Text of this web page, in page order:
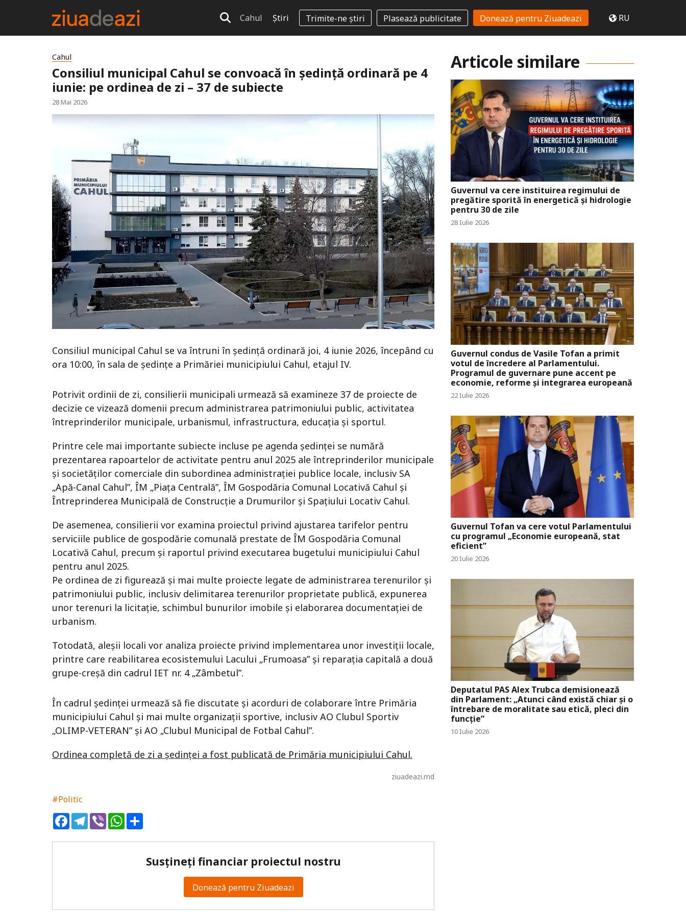
Cahul Știri Trimite-ne știri Plasează publicitate Donează pentru Ziuadeazi RU
Cahul
Consiliul municipal Cahul se convoacă în ședință ordinară pe 4
iunie: pe ordinea de zi – 37 de subiecte
28 Mai 2026
Consiliul municipal Cahul se va întruni în ședință ordinară joi, 4 iunie 2026, începând cu
ora 10:00, în sala de ședințe a Primăriei municipiului Cahul, etajul IV.
Potrivit ordinii de zi, consilierii municipali urmează să examineze 37 de proiecte de
decizie ce vizează domenii precum administrarea patrimoniului public, activitatea
întreprinderilor municipale, urbanismul, infrastructura, educația și sportul.
Printre cele mai importante subiecte incluse pe agenda ședinței se numără
prezentarea rapoartelor de activitate pentru anul 2025 ale întreprinderilor municipale
și societăților comerciale din subordinea administrației publice locale, inclusiv SA
„Apă-Canal Cahul”, ÎM „Piața Centrală”, ÎM Gospodăria Comunal Locativă Cahul și
Întreprinderea Municipală de Construcție a Drumurilor și Spațiului Locativ Cahul.
De asemenea, consilierii vor examina proiectul privind ajustarea tarifelor pentru
serviciile publice de gospodărie comunală prestate de ÎM Gospodăria Comunal
Locativă Cahul, precum și raportul privind executarea bugetului municipiului Cahul
pentru anul 2025.
Pe ordinea de zi figurează și mai multe proiecte legate de administrarea terenurilor și
patrimoniului public, inclusiv delimitarea terenurilor proprietate publică, expunerea
unor terenuri la licitație, schimbul bunurilor imobile și elaborarea documentației de
urbanism.
Totodată, aleșii locali vor analiza proiecte privind implementarea unor investiții locale,
printre care reabilitarea ecosistemului Lacului „Frumoasa” și reparația capitală a două
grupe-creșă din cadrul IET nr. 4 „Zâmbetul”.
În cadrul ședinței urmează să fie discutate și acorduri de colaborare între Primăria
municipiului Cahul și mai multe organizații sportive, inclusiv AO Clubul Sportiv
„OLIMP-VETERAN” și AO „Clubul Municipal de Fotbal Cahul”.
Ordinea completă de zi a ședinței a fost publicată de Primăria municipiului Cahul.
ziuadeazi.md
#Politic
FacebookTelegram
ViberWhatsApp
Susțineți financiar proiectul nostru
Donează pentru Ziuadeazi
Articole similare
Guvernul va cere instituirea regimului de
pregătire sporită în energetică și hidrologie
pentru 30 de zile
28 Iulie 2026
Guvernul condus de Vasile Tofan a primit
votul de încredere al Parlamentului.
Programul de guvernare pune accent pe
economie, reforme și integrarea europeană
22 Iulie 2026
Guvernul Tofan va cere votul Parlamentului
cu programul „Economie europeană, stat
eficient”
20 Iulie 2026
Deputatul PAS Alex Trubca demisionează
din Parlament: „Atunci când există chiar și o
întrebare de moralitate sau etică, pleci din
funcție”
10 Iulie 2026